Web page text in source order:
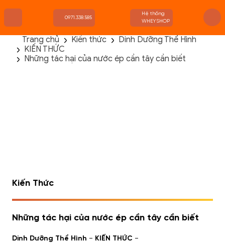
TRANG CHỦ
FLASH SALE
0971.338.585
Hệ thống
WHEYSHOP
Trang chủ Kiến thức
Dinh Dưỡng Thể Hình
KIẾN THỨC
Những tác hại của nước ép cần tây cần biết
Kiến Thức
Những tác hại của nước ép cần tây cần biết
Dinh Dưỡng Thể Hình - KIẾN THỨC -